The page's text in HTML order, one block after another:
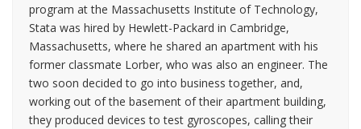
program at the Massachusetts Institute of Technology,
Stata was hired by Hewlett-Packard in Cambridge,
Massachusetts, where he shared an apartment with his
former classmate Lorber, who was also an engineer. The
two soon decided to go into business together, and,
working out of the basement of their apartment building,
they produced devices to test gyroscopes, calling their